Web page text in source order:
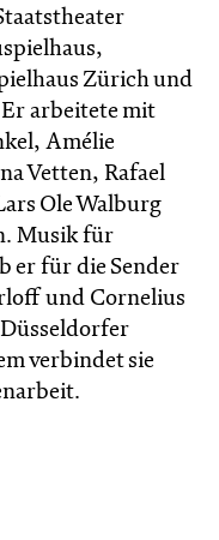
Zürich und
Er arbeitete mit
Amélie
Vetten, Rafael
Ole Walburg
Musik für
er für die Sender
und Cornelius
verbindet sie